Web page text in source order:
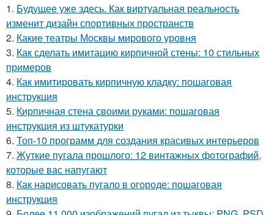
1. Будущее уже здесь. Как виртуальная реальность
изменит дизайн спортивных пространств
2. Какие театры Москвы мирового уровня
3. Как сделать имитацию кирпичной стены: 10 стильных
примеров
4. Как имитировать кирпичную кладку: пошаговая
инструкция
5. Кирпичная стена своими руками: пошаговая
инструкция из штукатурки
6. Топ-10 программ для создания красивых интерьеров
7. Жуткие пугала прошлого: 12 винтажных фотографий,
которые вас напугают
8. Как нарисовать пугало в огороде: пошаговая
инструкция